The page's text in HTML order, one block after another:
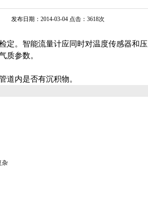
发布日期：2014-03-04 点击：3618次
定。智能流量计应同时对温度传感器和
质参数。
道内是否有沉积物。
杂